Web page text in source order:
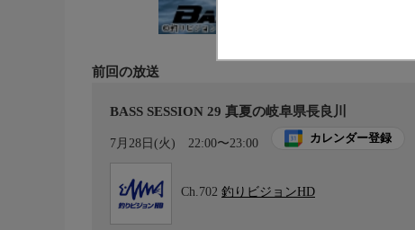
前回の放送
BASS SESSION 29 真夏の岐阜県長良川
7月28日(火) 22:00〜23:00 カレンダー登録
Ch.702 釣りビジョンHD